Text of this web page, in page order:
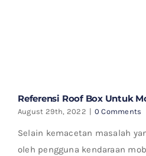
Referensi Roof Box Untuk
August 29th, 2022 | 0 Comments
Selain kemacetan masalah
oleh pengguna kendaraan